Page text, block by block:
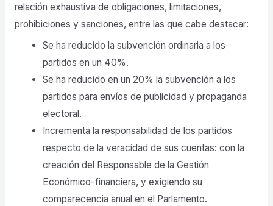
relación exhaustiva de obligaciones, limitaciones,
prohibiciones y sanciones, entre las que cabe destacar:
Se ha reducido la subvención ordinaria a los
partidos en un 40%.
Se ha reducido en un 20% la subvención a los
partidos para envíos de publicidad y propaganda
electoral.
Incrementa la responsabilidad de los partidos
respecto de la veracidad de sus cuentas: con la
creación del Responsable de la Gestión
Económico-financiera, y exigiendo su
comparecencia anual en el Parlamento.